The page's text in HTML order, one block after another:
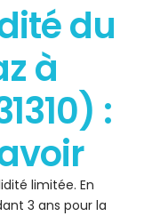
du
à
:
limitée. En
3 ans pour la